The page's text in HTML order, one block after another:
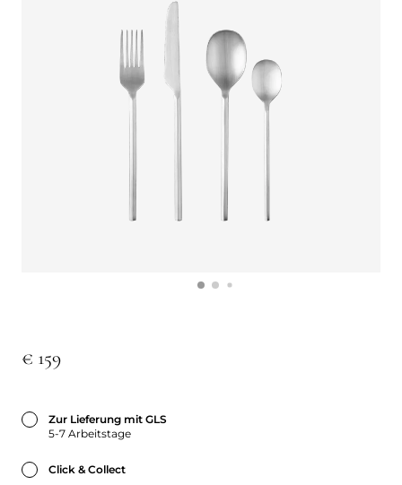
€ 159
Zur Lieferung mit GLS
5-7 Arbeitstage
Click & Collect